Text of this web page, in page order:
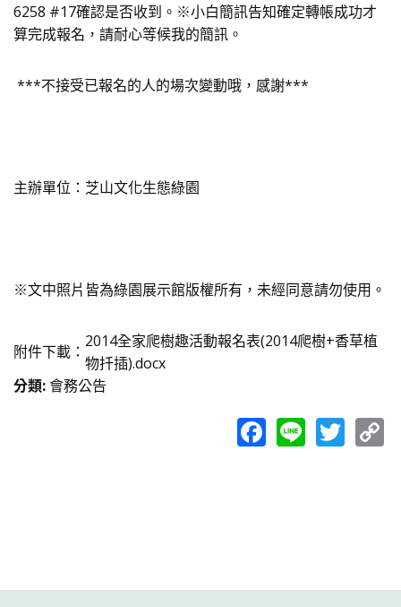
6258 #17確認是否收到。※小白簡訊告知確定轉帳成功才
算完成報名，請耐心等候我的簡訊。
***不接受已報名的人的場次變動哦，感謝***
主辦單位：芝山文化生態綠園
※文中照片皆為綠園展示館版權所有，未經同意請勿使用。
附件下載：
2014全家爬樹趣活動報名表(2014爬樹+香草植
物扦插).docx
分類:會務公告
Facebook
Line